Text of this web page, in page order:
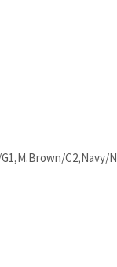
C2,Navy/